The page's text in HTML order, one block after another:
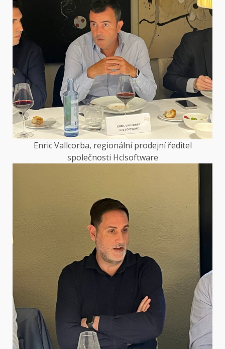
Enric Vallcorba, regionální prodejní ředitel
společnosti Hclsoftware